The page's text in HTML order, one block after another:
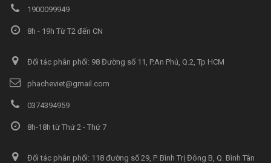
1900099949
8h - 19h Từ T2 đến CN
Đối tác phân phối: 98 Đường số 11, P.An Phú, Q.2, Tp HCM
phacheviet@gmail.com
0374394959
8h-18h từ Thứ 2 - Thứ 7
Đối tác phân phối: 118 đường số 29, P. Bình Trị Đông B, Q. Bình Tân